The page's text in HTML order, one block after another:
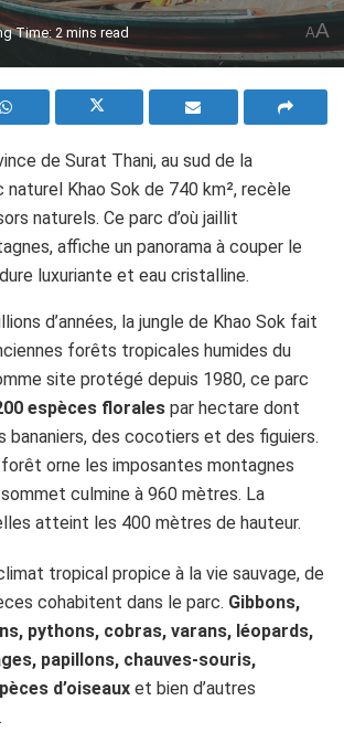
Time: 2 mins read AA
de Surat Thani, au sud de la
naturel Khao Sok de 740 km², recèle
naturels. Ce parc d’où jaillit
affiche un panorama à couper le
luxuriante et eau cristalline.
d’années, la jungle de Khao Sok fait
forêts tropicales humides du
site protégé depuis 1980, ce parc
espèces florales par hectare dont
bananiers, des cocotiers et des figuiers.
orne les imposantes montagnes
culmine à 960 mètres. La
atteint les 400 mètres de hauteur.
tropical propice à la vie sauvage, de
cohabitent dans le parc. Gibbons,
pythons, cobras, varans, léopards,
papillons, chauves-souris,
d’oiseaux et bien d’autres